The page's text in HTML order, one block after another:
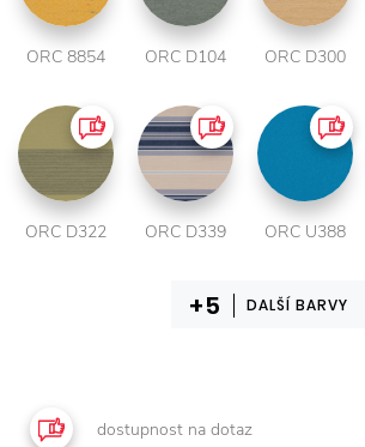
ORC 8854 ORC D104 ORC D300
ORC D322 ORC D339 ORC U388
DALŠÍ BARVY
dostupnost na dotaz